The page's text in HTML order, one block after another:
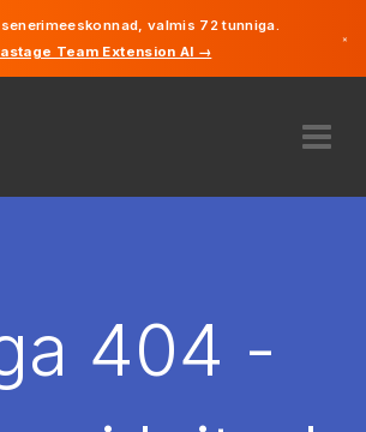
valmis 72 tunniga.
Team Extension AI →
×
404 -